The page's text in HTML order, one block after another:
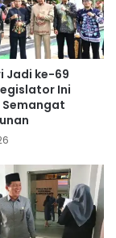
Jadi ke-69
Ini
Semangat